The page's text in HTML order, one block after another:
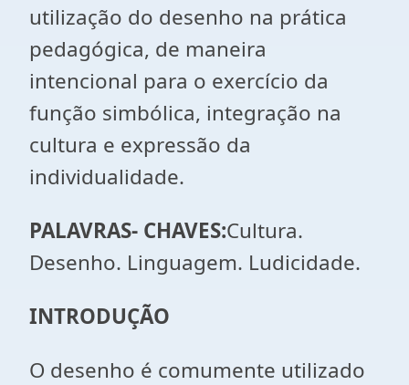
utilização do desenho na prática
pedagógica, de maneira
intencional para o exercício da
função simbólica, integração na
cultura e expressão da
individualidade.
PALAVRAS- CHAVES:Cultura.
Desenho. Linguagem. Ludicidade.
INTRODUÇÃO
O desenho é comumente utilizado